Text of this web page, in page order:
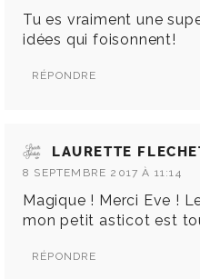
Tu es vraiment une
idées qui foisonnent!
RÉPONDRE
LAURETTE
8 SEPTEMBRE 2017 À 11:14
Magique ! Merci Eve !
mon petit asticot est
RÉPONDRE